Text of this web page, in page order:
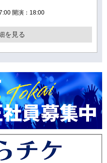
開演：18:00
を見る